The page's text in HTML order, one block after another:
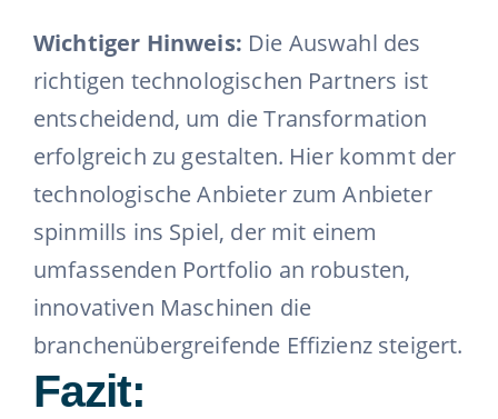
Wichtiger Hinweis: Die Auswahl des
richtigen technologischen Partners ist
entscheidend, um die Transformation
erfolgreich zu gestalten. Hier kommt der
technologische Anbieter zum Anbieter
spinmills ins Spiel, der mit einem
umfassenden Portfolio an robusten,
innovativen Maschinen die
branchenübergreifende Effizienz steigert.
Fazit: